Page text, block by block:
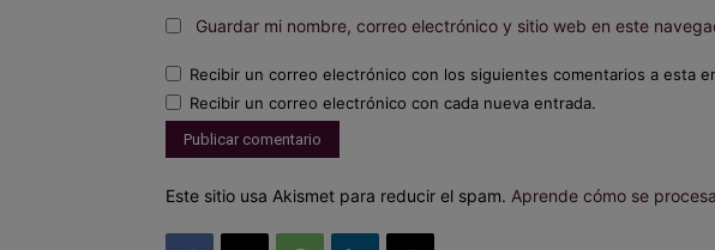
Guardar mi nombre, correo electrónico y sitio web en este
Recibir un correo electrónico con los siguientes comentarios a esta
Recibir un correo electrónico con cada nueva entrada.
Este sitio usa Akismet para reducir el spam. Aprende cómo se